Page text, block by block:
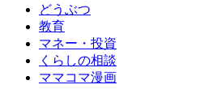
どうぶつ
教育
マネー・投資
くらしの相談
ママコマ漫画